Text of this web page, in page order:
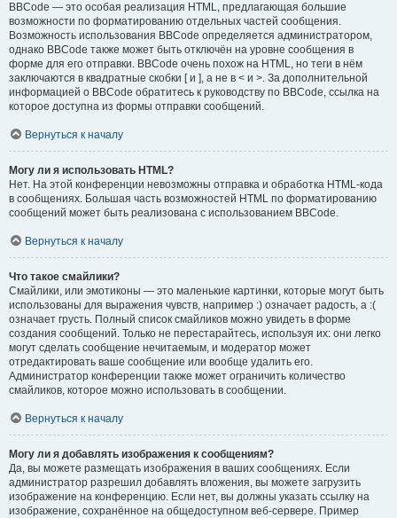
BBCode — это особая реализация HTML, предлагающая большие
возможности по форматированию отдельных частей сообщения.
Возможность использования BBCode определяется администратором,
однако BBCode также может быть отключён на уровне сообщения в
форме для его отправки. BBCode очень похож на HTML, но теги в нём
заключаются в квадратные скобки [ и ], а не в < и >. За дополнительной
информацией о BBCode обратитесь к руководству по BBCode, ссылка на
которое доступна из формы отправки сообщений.
Вернуться к началу
Могу ли я использовать HTML?
Нет. На этой конференции невозможны отправка и обработка HTML-кода
в сообщениях. Большая часть возможностей HTML по форматированию
сообщений может быть реализована с использованием BBCode.
Вернуться к началу
Что такое смайлики?
Смайлики, или эмотиконы — это маленькие картинки, которые могут быть
использованы для выражения чувств, например :) означает радость, а :(
означает грусть. Полный список смайликов можно увидеть в форме
создания сообщений. Только не перестарайтесь, используя их: они легко
могут сделать сообщение нечитаемым, и модератор может
отредактировать ваше сообщение или вообще удалить его.
Администратор конференции также может ограничить количество
смайликов, которое можно использовать в сообщении.
Вернуться к началу
Могу ли я добавлять изображения к сообщениям?
Да, вы можете размещать изображения в ваших сообщениях. Если
администратор разрешил добавлять вложения, вы можете загрузить
изображение на конференцию. Если нет, вы должны указать ссылку на
изображение, сохранённое на общедоступном веб-сервере. Пример